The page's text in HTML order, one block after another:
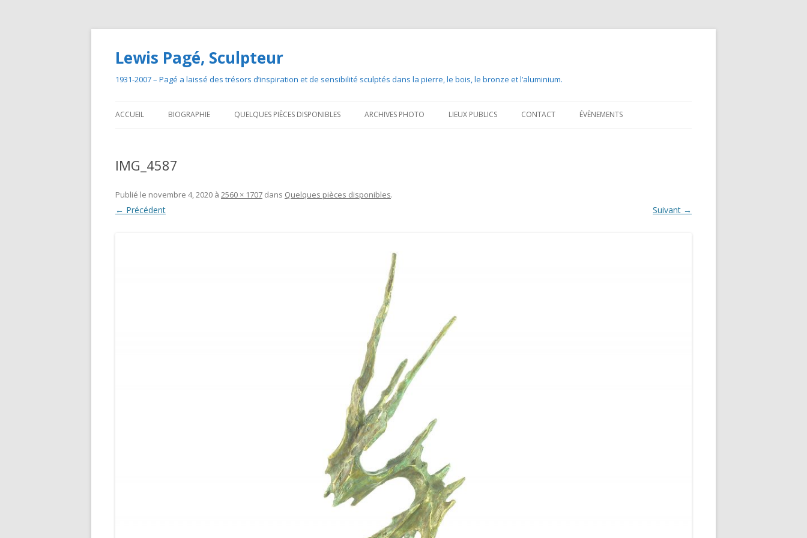
Lewis Pagé, Sculpteur
1931-2007 – Pagé a laissé des trésors d’inspiration et de sensibilité sculptés dans la pierre, le bois, le bronze et l’aluminium.
au
ACCUEIL BIOGRAPHIE
DOSSIER DE PRESSE
QUELQUES PIÈCES DISPONIBLES ARCHIVES PHOTO LIEUX PUBLICS CONTACT ÉVÈNEMENTS
IMG_4587
Publié le novembre 4, 2020 à 2560 × 1707 dans Quelques pièces disponibles.
← Précédent Suivant →